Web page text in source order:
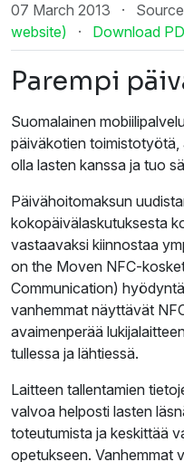
07 March 2013 ·
website)
· Download
Parempi
Suomalainen
päiväkotien toimistotyötä,
olla lasten kanssa ja tuo
Päivähoitomaksun
kokopäivälaskutuksesta
vastaavaksi kiinnostaa
on the Moven NFC-
Communication)
vanhemmat näyttävät
avaimenperää
tullessa ja lähtiessä.
Laitteen tallentamien
valvoa helposti lasten
toteutumista ja keskittää
opetukseen. Vanhemmat